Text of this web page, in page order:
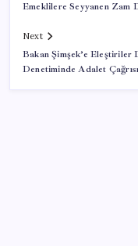
Emeklilere Seyyanen Zam
Next
Bakan Şimşek’e
Denetiminde Adalet